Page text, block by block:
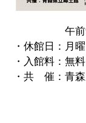
午前9時
・休館日：月
・入館料：無料
・共 催：青